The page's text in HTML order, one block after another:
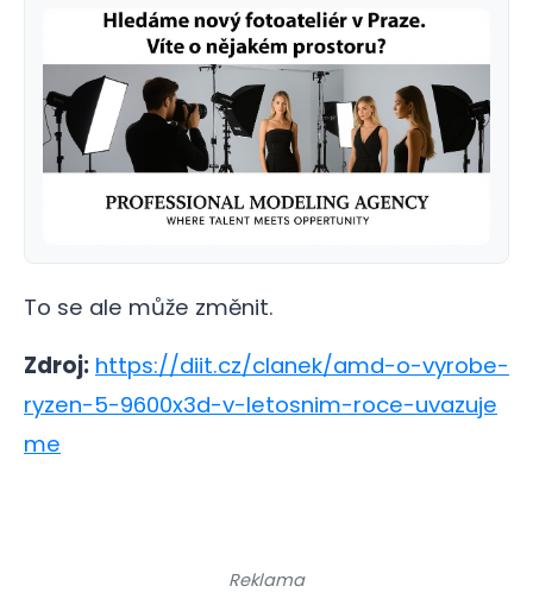
To se ale může změnit.
Zdroj: https://diit.cz/clanek/amd-o-vyrobe-
ryzen-5-9600x3d-v-letosnim-roce-uvazuje
me
Reklama